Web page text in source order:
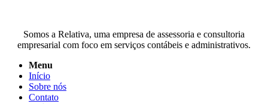
Somos a Relativa, uma empresa de assessoria e consultoria
empresarial com foco em serviços contábeis e administrativos.
Menu
Início
Sobre nós
Contato